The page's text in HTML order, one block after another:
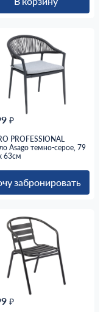
₽
PROFESSIONAL
Asago темно-серое, 79
63см
забронировать
₽